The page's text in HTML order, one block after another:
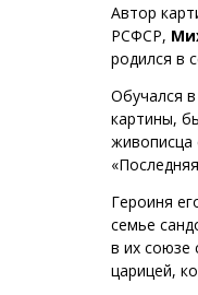
Автор
РСФСР,
родился в
Обучался
картины,
живописца
Героиня
семье
в их союзе
царицей,